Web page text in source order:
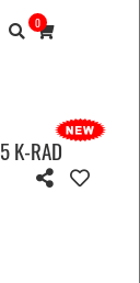
0
K-RAD